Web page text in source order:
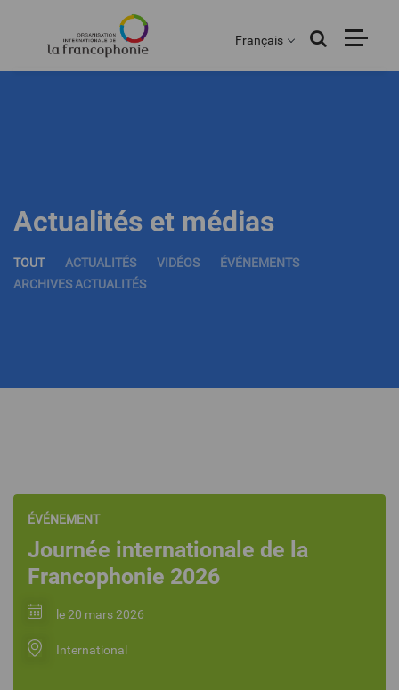
principal
Français
Actualités et médias
TOUT ACTUALITÉS VIDÉOS
ÉVÉNEMENTS
ARCHIVES ACTUALITÉS
ÉVÉNEMENT
Journée internationale de la
Francophonie 2026
le 20 mars 2026
International